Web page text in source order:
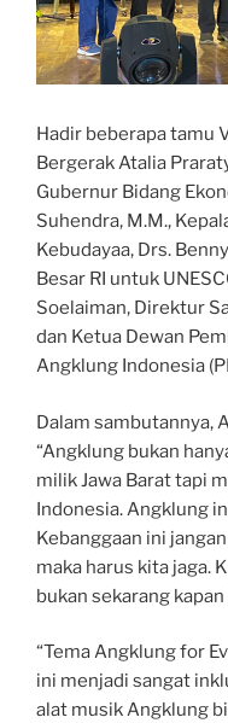
Hadir beberapa tamu
Bergerak Atalia
Gubernur Bidang
Suhendra, M.M.,
Kebudayaa, Drs.
Besar RI untuk
Soelaiman, Direktur
dan Ketua Dewan
Angklung Indonesia
Dalam sambutannya,
“Angklung bukan
milik Jawa Barat tapi
Indonesia. Angklung
Kebanggaan ini
maka harus kita jaga.
bukan sekarang kapan
“Tema Angklung for
ini menjadi sangat
alat musik Angklung